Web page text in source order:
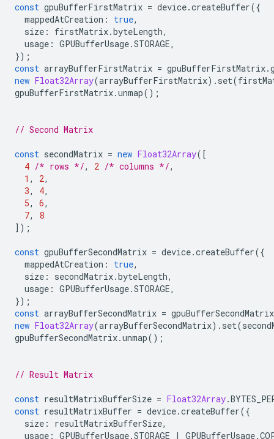
const gpuBufferFirstMatrix = device.createBuffer({
mappedAtCreation : true,
size : firstMatrix.byteLength,
usage : GPUBufferUsage.STORAGE,
});
const arrayBufferFirstMatrix = gpuBufferFirstMatrix.
new Float32Array(arrayBufferFirstMatrix). set(
gpuBufferFirstMatrix.unmap();
// Second Matrix
const secondMatrix = new Float32Array([
4 /* rows */, 2 /* columns */,
1 , 2,
3, 4,
5, 6,
7,
8
]);
const gpuBufferSecondMatrix = device.createBuffer({
mappedAtCreation : true,
size : secondMatrix.byteLength,
usage : GPUBufferUsage.STORAGE,
});
const arrayBufferSecondMatrix = gpuBufferSecondMatrix
new Float32Array(arrayBufferSecondMatrix). set(
gpuBufferSecondMatrix.unmap();
// Result Matrix
const resultMatrixBufferSize = Float32Array.
const resultMatrixBuffer = device.createBuffer({
size : resultMatrixBufferSize,
usage : GPUBufferUsage.STORAGE | GPUBufferUsage.